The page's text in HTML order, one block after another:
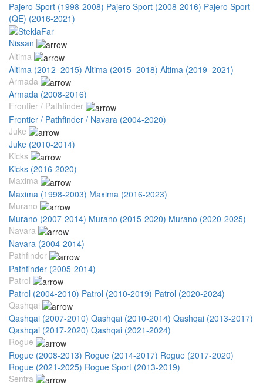
Pajero Sport (1998-2008) Pajero Sport (2008-2016) Pajero Sport
(QE) (2016-2021)
Nissan
Altima
Altima (2012–2015) Altima (2015–2018) Altima (2019–2021)
Armada
Armada (2008-2016)
Frontier / Pathfinder
Frontier / Pathfinder / Navara (2004-2020)
Juke
Juke (2010-2014)
Kicks
Kicks (2016-2020)
Maxima
Maxima (1998-2003) Maxima (2016-2023)
Murano
Murano (2007-2014) Murano (2015-2020) Murano (2020-2025)
Navara
Navara (2004-2014)
Pathfinder
Pathfinder (2005-2014)
Patrol
Patrol (2004-2010) Patrol (2010-2019) Patrol (2020-2024)
Qashqai
Qashqai (2007-2010) Qashqai (2010-2014) Qashqai (2013-2017)
Qashqai (2017-2020) Qashqai (2021-2024)
Rogue
Rogue (2008-2013) Rogue (2014-2017) Rogue (2017-2020)
Rogue (2021-2025) Rogue Sport (2013-2019)
Sentra